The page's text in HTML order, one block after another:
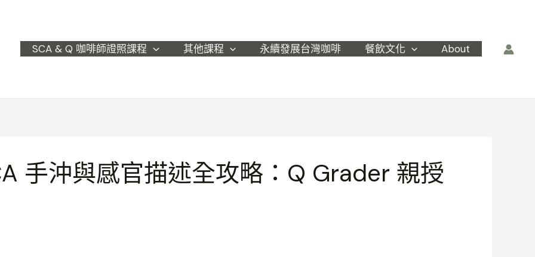
SCA & Q 咖啡師證照課程 其他課程 永續發展台灣咖啡 餐飲文化 About
手沖與感官描述全攻略：Q Grader 親授